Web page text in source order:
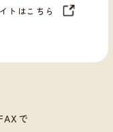
で
トはこちら